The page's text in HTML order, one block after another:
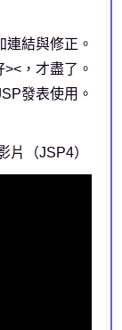
結與修正。
，才盡了。
發表使用。
片（JSP4）